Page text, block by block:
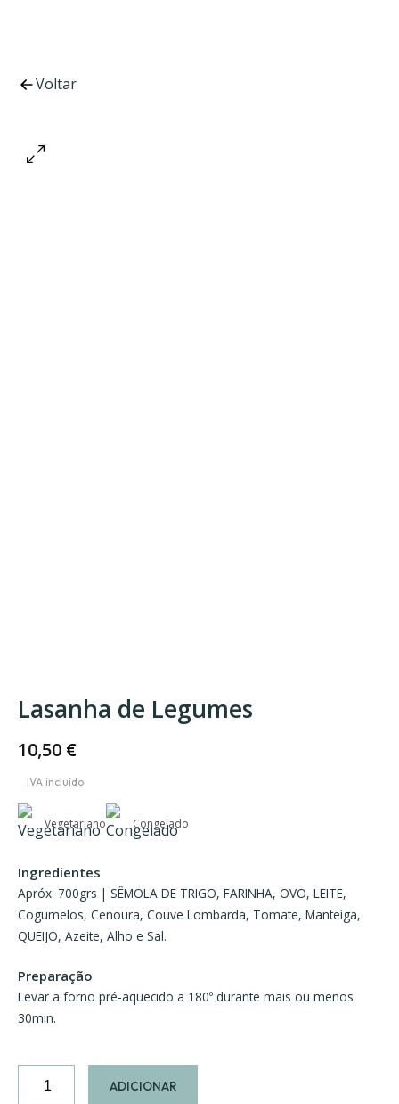
Voltar
Lasanha de Legumes
10,50 €
Vegetariano Congelado
Ingredientes
Apróx. 700grs | SÊMOLA DE TRIGO, FARINHA, OVO, LEITE,
Cogumelos, Cenoura, Couve Lombarda, Tomate, Manteiga,
QUEIJO, Azeite, Alho e Sal.
Preparação
Levar a forno pré-aquecido a 180º durante mais ou menos
30min.
ADICIONAR